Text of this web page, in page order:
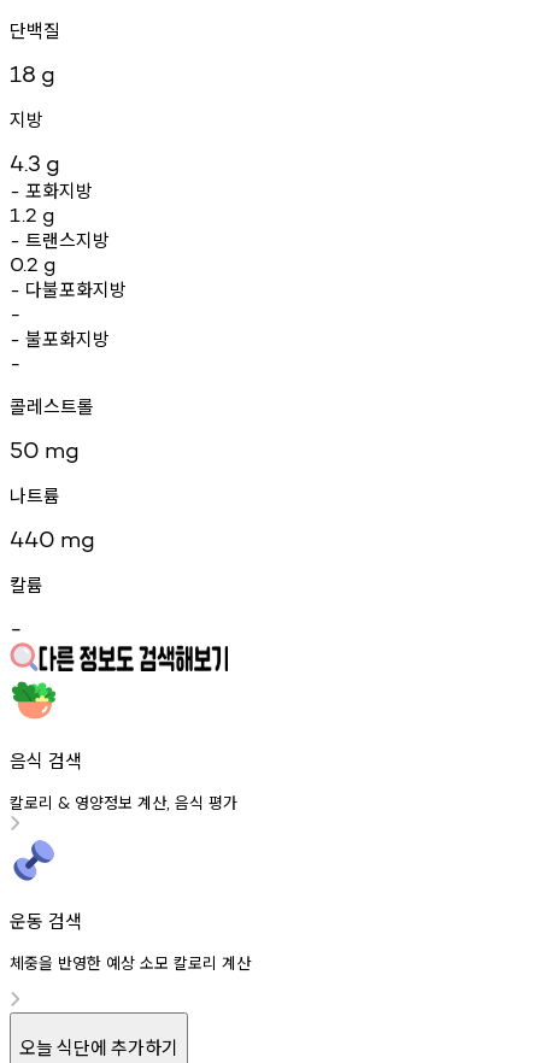
단백질
18 g
지방
4.3 g
- 포화지방
1.2 g
- 트랜스지방
0.2 g
- 다불포화지방
-
- 불포화지방
-
콜레스트롤
50 mg
나트륨
440 mg
칼륨
-
음식 검색
칼로리 & 영양정보 계산, 음식 평가
운동 검색
체중을 반영한 예상 소모 칼로리 계산
오늘 식단에 추가하기